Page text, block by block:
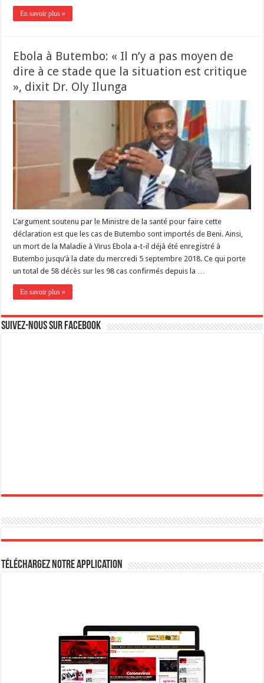
En savoir plus »
Ebola à Butembo: « Il n’y a pas moyen de
dire à ce stade que la situation est critique
», dixit Dr. Oly Ilunga
L’argument soutenu par le Ministre de la santé pour faire cette
déclaration est que les cas de Butembo sont importés de Beni. Ainsi,
un mort de la Maladie à Virus Ebola a-t-il déjà été enregistré à
Butembo jusqu’à la date du mercredi 5 septembre 2018. Ce qui porte
un total de 58 décès sur les 98 cas confirmés depuis la …
En savoir plus »
Suivez-nous sur Facebook
Téléchargez notre Application